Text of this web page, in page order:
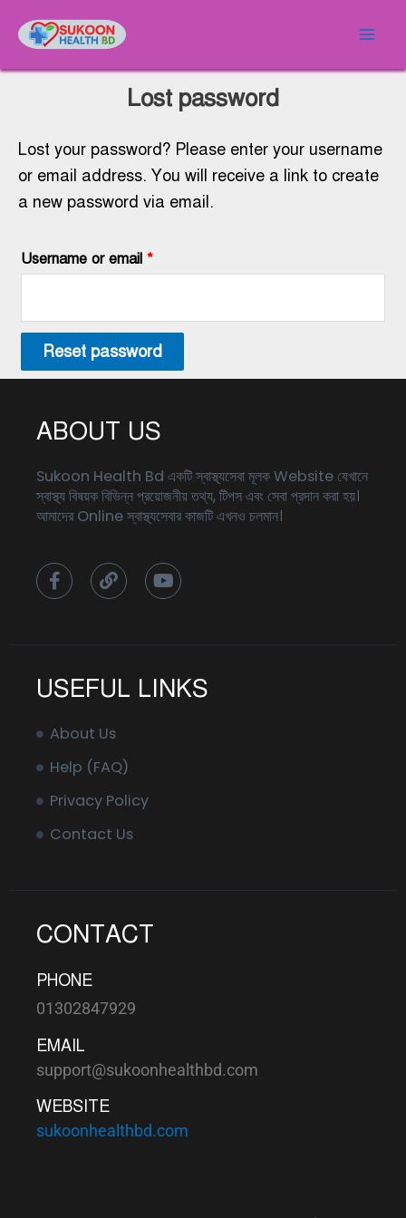
content
Lost password
Lost your password? Please enter your username
or email address. You will receive a link to create
a new password via email.
Username or email *
Reset password
ABOUT US
Sukoon Health Bd একটি স্বাস্থ্যসেবা মূলক Website যেখানে
স্বাস্থ্য বিষয়ক বিভিন্ন প্রয়োজনীয় তথ্য, টিপস এবং সেবা প্রদান করা হয়।
আমাদের Online স্বাস্থ্যসেবার কাজটি এখনও চলমান।
a
c
e
o
k
-
i
n
k
o
u
t
b
USEFUL LINKS
About Us
Help (FAQ)
Privacy Policy
Contact Us
CONTACT
PHONE
01302847929
EMAIL
support@sukoonhealthbd.com
WEBSITE
sukoonhealthbd.com